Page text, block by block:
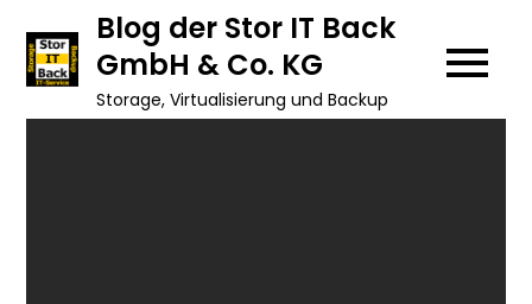
content
Blog der Stor IT Back
GmbH & Co. KG
Storage, Virtualisierung und Backup